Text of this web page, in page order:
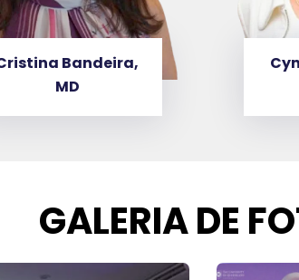
Bandeira,
MD
GALERIA DE